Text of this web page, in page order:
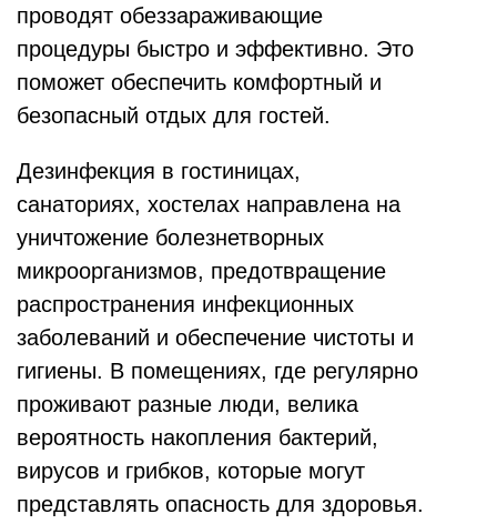
проводят обеззараживающие
процедуры быстро и эффективно. Это
поможет обеспечить комфортный и
безопасный отдых для гостей.
Дезинфекция в гостиницах,
санаториях, хостелах направлена на
уничтожение болезнетворных
микроорганизмов, предотвращение
распространения инфекционных
заболеваний и обеспечение чистоты и
гигиены. В помещениях, где регулярно
проживают разные люди, велика
вероятность накопления бактерий,
вирусов и грибков, которые могут
представлять опасность для здоровья.